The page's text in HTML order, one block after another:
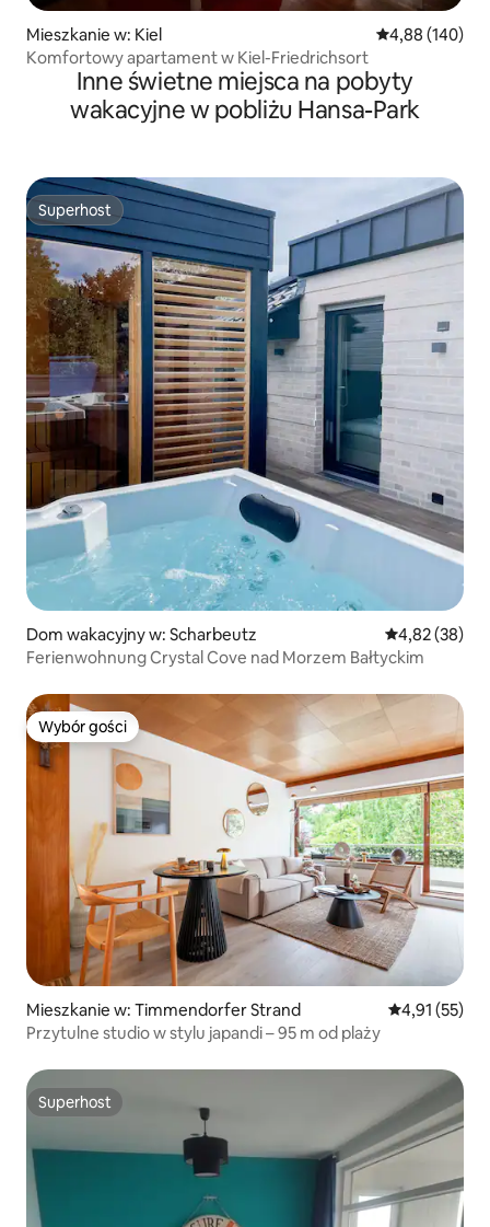
Mieszkanie w: Kiel Średnia
4,88 (140)
Komfortowy apartament w Kiel-Friedrichsort
Inne świetne miejsca na pobyty
wakacyjne w pobliżu Hansa-Park
Superhost
Superhost
Dom wakacyjny w: Scharbeutz Średnia
4,82 (38)
Ferienwohnung Crystal Cove nad Morzem Bałtyckim
Wybór gości
Wybór gości
Mieszkanie w: Timmendorfer Strand Średnia
4,91 (55)
Przytulne studio w stylu japandi – 95 m od plaży
Superhost
Superhost